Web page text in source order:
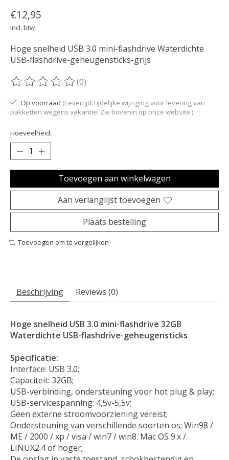
€12,95
Incl. btw
Hoge snelheid USB 3.0 mini-flashdrive Waterdichte
USB-flashdrive-geheugensticks-grijs
De beoordeling van dit product is
(0)
Op voorraad (Levertijd:Tijdelijke wijziging voor levering van
pakketten wegens vakantie. Zie bovenin op onze website.)
Hoeveelheid:
Toevoegen aan winkelwagen
Aan verlanglijst toevoegen
Plaats bestelling
Toevoegen om te vergelijken
Beschrijving Reviews (0)
Hoge snelheid USB 3.0 mini-flashdrive 32GB
Waterdichte USB-flashdrive-geheugensticks
Specificatie:
Interface: USB 3.0;
Capaciteit: 32GB;
USB-verbinding, ondersteuning voor hot plug & play;
USB-servicespanning: 4,5v-5,5v;
Geen externe stroomvoorziening vereist;
Ondersteuning van verschillende soorten os; Win98 /
ME / 2000 / xp / visa / win7 / win8. Mac OS 9.x /
LINUX2.4 of hoger;